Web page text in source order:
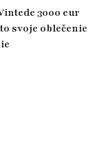
svoje oblečenie